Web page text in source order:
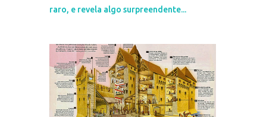
raro, e revela algo surpreendente...